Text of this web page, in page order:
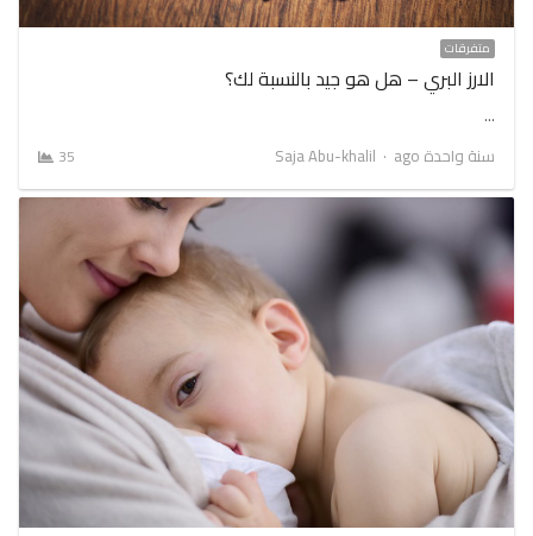
متفرقات
الارز البري – هل هو جيد بالنسبة لك؟
…
سنة واحدة ago
Author
Saja Abu-khalil
35